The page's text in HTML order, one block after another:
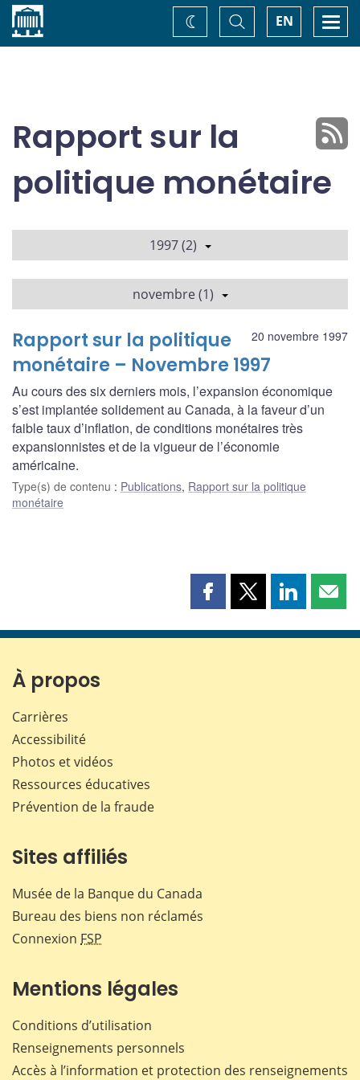
Accueil EN
Basculer
la
recherche
Changez
de
Rapport sur la
politique monétaire
1997 (2)
novembre (1)
20 novembre 1997
Rapport sur la politique
monétaire – Novembre 1997
Au cours des six derniers mois, l’expansion économique
s’est implantée solidement au Canada, à la faveur d’un
faible taux d’inflation, de conditions monétaires très
expansionnistes et de la vigueur de l’économie
américaine.
Type(s) de contenu : Publications, Rapport sur la politique
monétaire
Partager
page
Partager
page
Partager
page page
À propos
Carrières
Accessibilité
Photos et vidéos
Ressources éducatives
Prévention de la fraude
Sites affiliés
Musée de la Banque du Canada
Bureau des biens non réclamés
Connexion FSP
Mentions légales
Conditions d’utilisation
Renseignements personnels
Accès à l’information et protection des renseignements